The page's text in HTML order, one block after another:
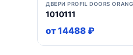
ДВЕРИ PROFIL DOORS
1010111
от 14488 ₽